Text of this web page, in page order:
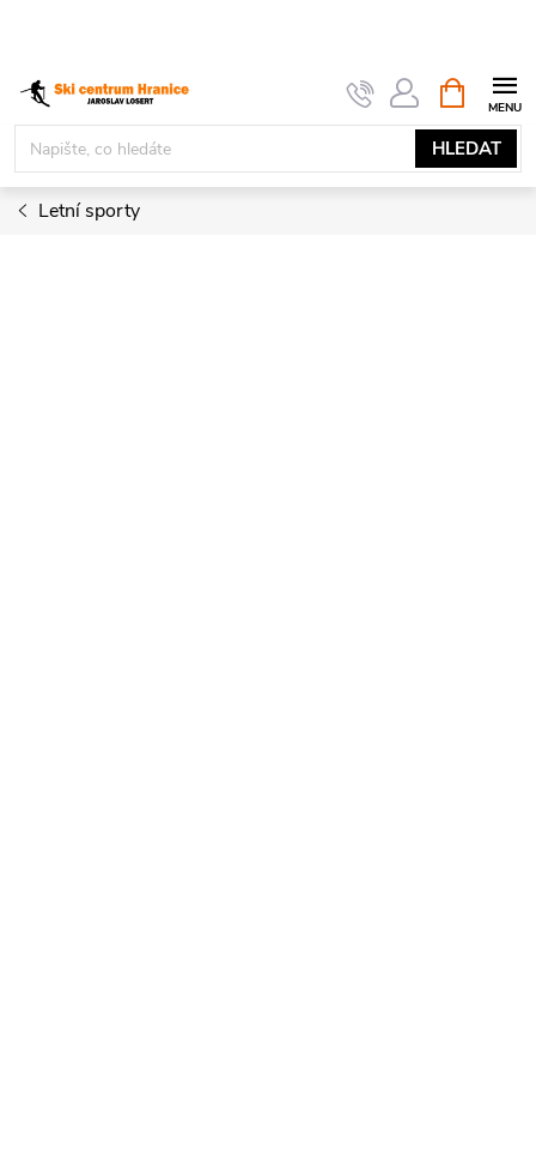
obsah
HLEDAT
NÁKUPNÍ
KOŠÍK
Letní sporty